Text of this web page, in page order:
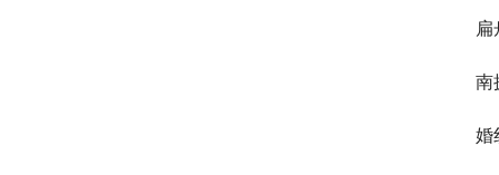
南
婚